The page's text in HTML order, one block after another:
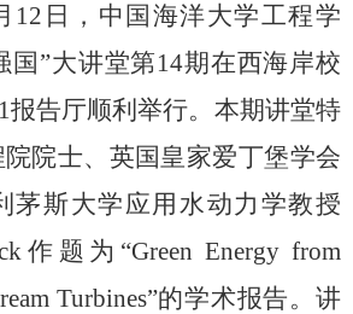
12 日，中国海洋大学工程学
国”大讲堂第14期在西海岸校
报告厅顺利举行。本期讲堂特
院士、英国皇家爱丁堡学会
茅斯大学应用水动力学教授
作题为“Green Energy from
Turbines”的学术报告。讲